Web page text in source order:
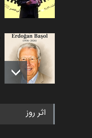
اثر روز